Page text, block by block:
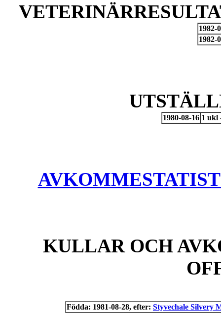
1982-
1982-
1980-08-16 1 ukl
KULLAR OCH
Födda: 1981-08-28, efter: Styvechale Silvery